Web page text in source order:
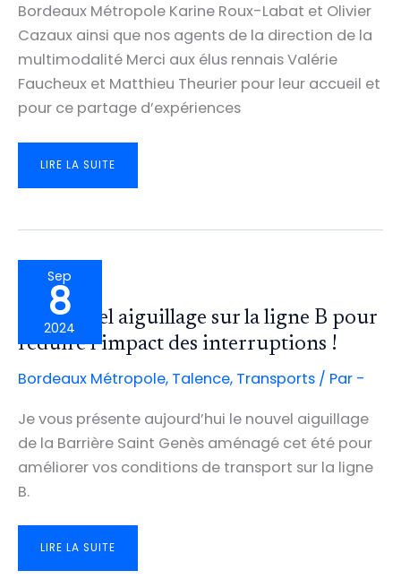
Bordeaux Métropole Karine Roux-Labat et Olivier
Cazaux ainsi que nos agents de la direction de la
multimodalité Merci aux élus rennais Valérie
Faucheux et Matthieu Theurier pour leur accueil et
pour ce partage d’expériences
VOYAGE
BONNES
CYCLABLES
LIRE LA SUITE
Sep
8
2024
Un nouvel aiguillage sur la ligne B pour
réduire l’impact des interruptions !
Bordeaux Métropole, Talence, Transports / Par -
Je vous présente aujourd’hui le nouvel aiguillage
de la Barrière Saint Genès aménagé cet été pour
améliorer vos conditions de transport sur la ligne
B.
UN
LIRE LA SUITE